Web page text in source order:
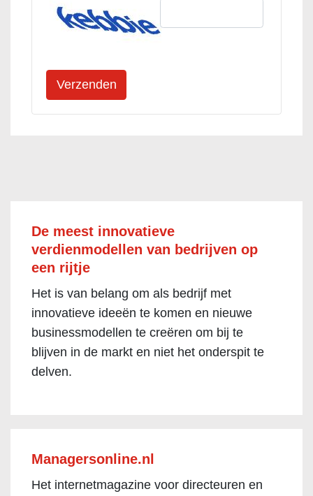
De meest innovatieve
verdienmodellen van bedrijven op
een rijtje
Het is van belang om als bedrijf met
innovatieve ideeën te komen en nieuwe
businessmodellen te creëren om bij te
blijven in de markt en niet het onderspit te
delven.
Managersonline.nl
Het internetmagazine voor directeuren en